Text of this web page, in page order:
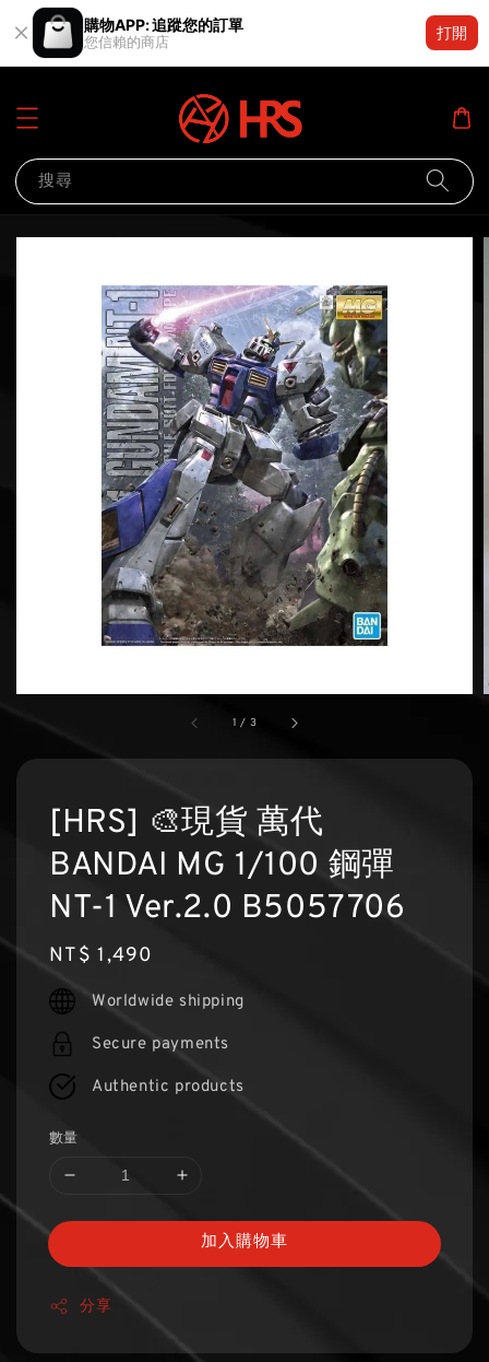
購物APP: 追蹤您的訂單
您信賴的商店
打開
搜尋
1 / 3
[HRS] 🎨現貨 萬代
BANDAI MG 1/100 鋼彈
NT-1 Ver.2.0 B5057706
Regular
price
NT$ 1,490
Worldwide shipping
Secure payments
Authentic products
數量
加入購物車
分享